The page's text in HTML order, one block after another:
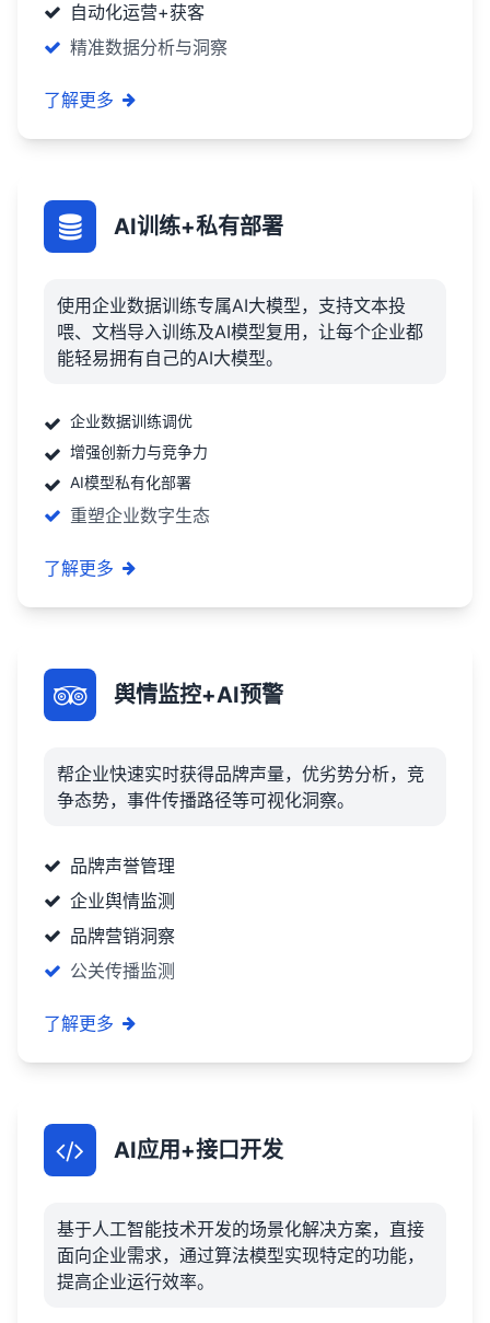
自动化运营+获客
精准数据分析与洞察
了解更多
AI训练+私有部署
使用企业数据训练专属AI大模型，支持文本投
喂、文档导入训练及AI模型复用，让每个企业都
能轻易拥有自己的AI大模型。
企业数据训练调优
增强创新力与竞争力
AI模型私有化部署
重塑企业数字生态
了解更多
舆情监控+AI预警
帮企业快速实时获得品牌声量，优劣势分析，竞
争态势，事件传播路径等可视化洞察。
品牌声誉管理
企业舆情监测
品牌营销洞察
公关传播监测
了解更多
AI应用+接口开发
基于人工智能技术开发的场景化解决方案，直接
面向企业需求，通过算法模型实现特定的功能，
提高企业运行效率。